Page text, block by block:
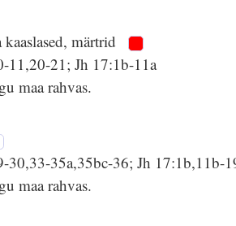
märtrid
11,20-21; Jh 17:1b-11a
maa rahvas.
30,33-35a,35bc-36; Jh 17:1b,11b-
maa rahvas.